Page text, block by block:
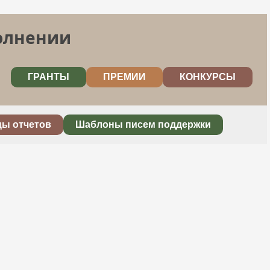
ГРАНТЫ ПРЕМИИ КОНКУРСЫ
отчетов Шаблоны писем поддержки